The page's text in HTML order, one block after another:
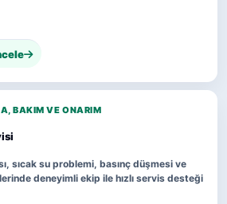
BAKIM VE ONARIM
sıcak su problemi, basınç düşmesi ve
deneyimli ekip ile hızlı servis desteği